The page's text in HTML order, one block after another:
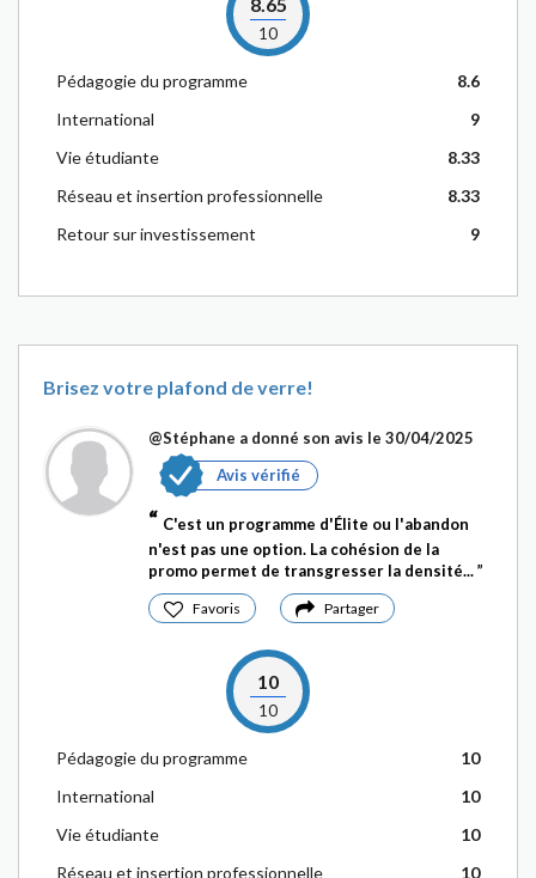
10
Pédagogie du programme
8.6
International
9
Vie étudiante
8.33
Réseau et insertion professionnelle
8.33
Retour sur investissement
9
Brisez votre plafond de verre!
@Stéphane a donné son avis le 30/04/2025
Avis vérifié
C'est un programme d'Élite ou l'abandon
n'est pas une option. La cohésion de la
promo permet de transgresser la densité...
Favoris Partager
10
10
Pédagogie du programme
10
International
10
Vie étudiante
10
Réseau et insertion professionnelle
10